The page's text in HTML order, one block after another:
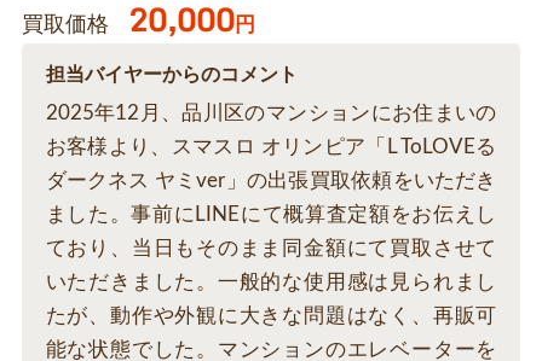
買取価格 20,000円
担当バイヤーからのコメント
2025年12月、品川区のマンションにお住まいの
お客様より、スマスロ オリンピア「L ToLOVEる
ダークネス ヤミver」の出張買取依頼をいただき
ました。事前にLINEにて概算査定額をお伝えし
ており、当日もそのまま同金額にて買取させて
いただきました。一般的な使用感は見られまし
たが、動作や外観に大きな問題はなく、再販可
能な状態でした。マンションのエレベーターを